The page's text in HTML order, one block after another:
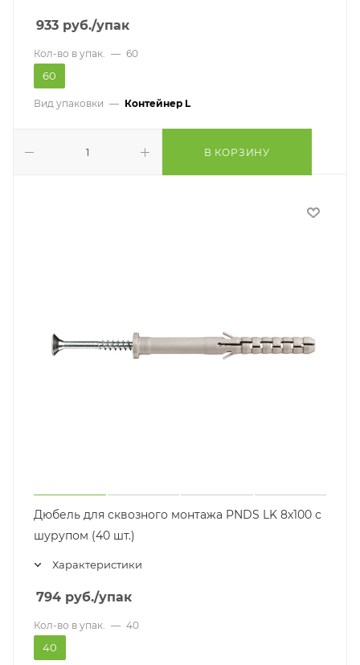
933 руб./упак
Кол-во в упак. — 60
60
Вид упаковки — Контейнер L
В КОРЗИНУ
Дюбель для сквозного монтажа PNDS LK 8х100 с
шурупом (40 шт.)
Характеристики
794 руб./упак
Кол-во в упак. — 40
40